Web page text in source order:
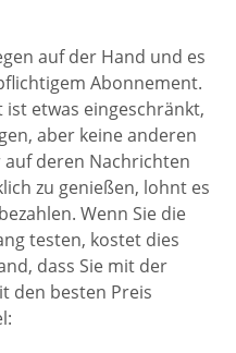
auf der Hand und es
Abonnement.
etwas eingeschränkt,
aber keine anderen
deren Nachrichten
zu genießen, lohnt es
Wenn Sie die
testen, kostet dies
dass Sie mit der
den besten Preis